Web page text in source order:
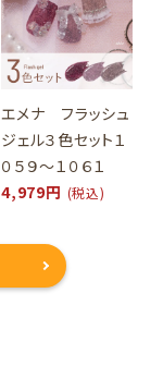
エメナ フラッシュ
ジェル３色セット１
０５９～１０６１
4,979円 (税込)